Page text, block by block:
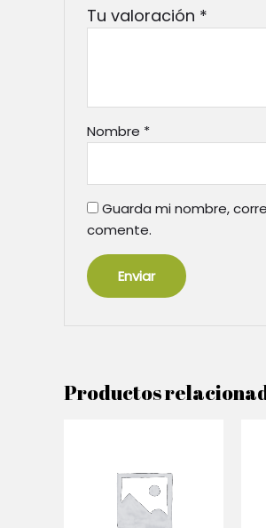
Tu valoración *
Nombre *
Guarda mi nombre,
comente.
Productos